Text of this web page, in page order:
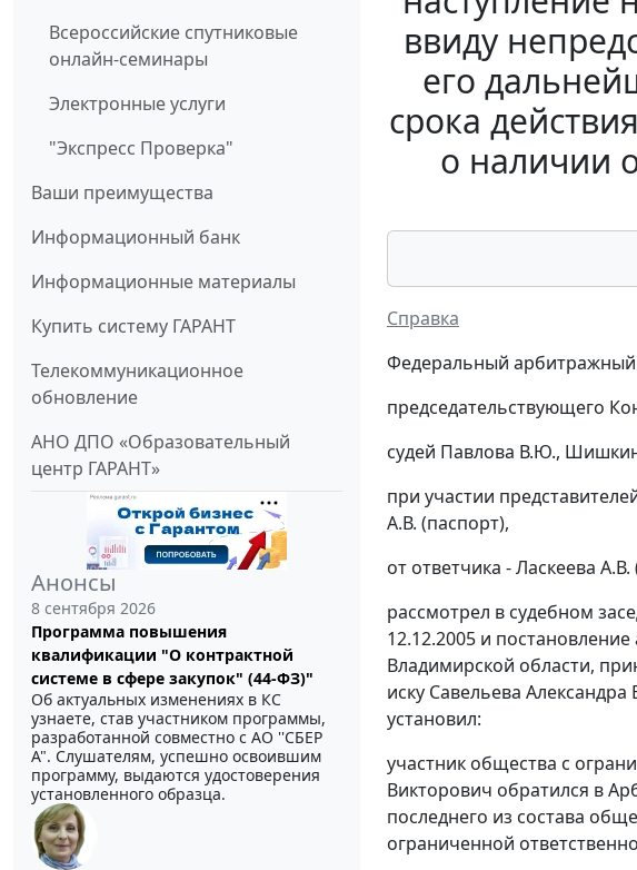
Всероссийские спутниковые
онлайн-семинары
Электронные услуги
"Экспресс Проверка"
Ваши преимущества
Информационный банк
Информационные материалы
Купить систему ГАРАНТ
Телекоммуникационное
обновление
АНО ДПО «Образовательный
центр ГАРАНТ»
Анонсы
8 сентября 2026
Программа повышения
квалификации "О контрактной
системе в сфере закупок" (44-ФЗ)"
Об актуальных изменениях в КС
узнаете, став участником программы,
разработанной совместно с АО ''СБЕР
А". Слушателям, успешно освоившим
программу, выдаются удостоверения
установленного образца.
ввиду
его
срока
о наличии
Справка
Федеральный арбитражный
председательствующего
судей Павлова В.Ю.,
при участии
А.В. (паспорт),
от ответчика - Ласкеева
рассмотрел в судебном
12.12.2005 и
Владимирской области,
иску Савельева
установил:
участник общества с
Викторович обратился в
последнего из состава
ограниченной